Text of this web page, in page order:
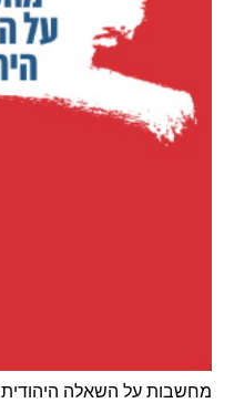
מחשבות על השאלה היהודית